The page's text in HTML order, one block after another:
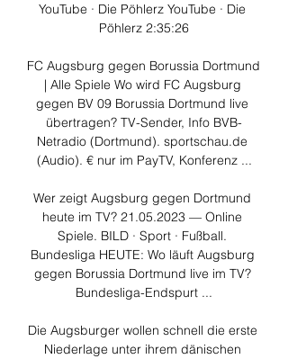
YouTube · Die Pöhlerz YouTube · Die
Pöhlerz 2:35:26
FC Augsburg gegen Borussia Dortmund
| Alle Spiele Wo wird FC Augsburg
gegen BV 09 Borussia Dortmund live
übertragen? TV-Sender, Info BVB-
Netradio (Dortmund). sportschau.de
(Audio). € nur im PayTV, Konferenz ...
Wer zeigt Augsburg gegen Dortmund
heute im TV? 21.05.2023 — Online
Spiele. BILD · Sport · Fußball.
Bundesliga HEUTE: Wo läuft Augsburg
gegen Borussia Dortmund live im TV?
Bundesliga-Endspurt ...
Die Augsburger wollen schnell die erste
Niederlage unter ihrem dänischen